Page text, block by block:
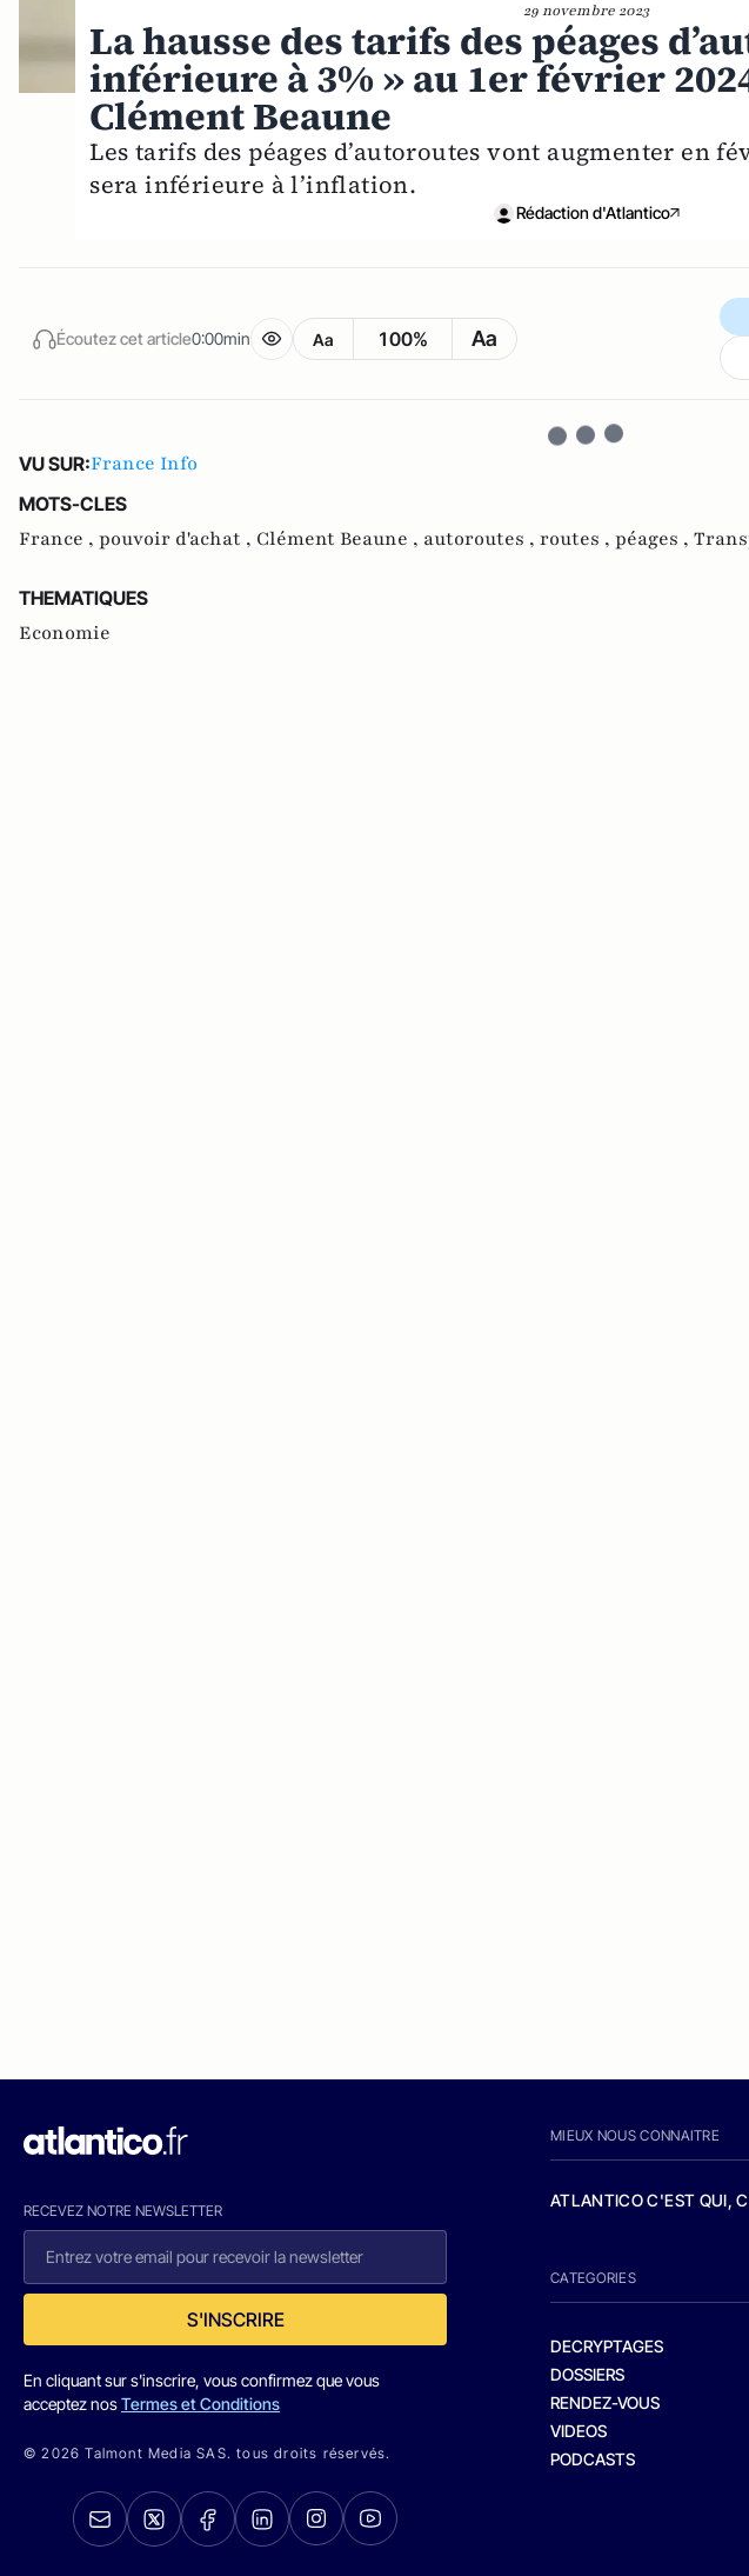
29 novembre 2023
La hausse des tarifs des péages
inférieure à 3% » au 1er février
Clément Beaune
Les tarifs des péages d’autoroutes vont augmenter en
sera inférieure à l’inflation.
Rédaction d'Atlantico
Écoutez cet article0:00min Aa 100% Aa
VU SUR:France Info
MOTS-CLES
France , pouvoir d'achat , Clément Beaune , autoroutes , routes , péages ,
THEMATIQUES
Economie
RECEVEZ NOTRE NEWSLETTER
S'INSCRIRE
En cliquant sur s'inscrire, vous confirmez que vous
acceptez nosTermes et Conditions
© 2026 Talmont Media SAS. tous droits réservés.
MIEUX NOUS CONNAITRE
ATLANTICO C'EST QUI,
CATEGORIES
DECRYPTAGES
DOSSIERS
RENDEZ-VOUS
VIDEOS
PODCASTS